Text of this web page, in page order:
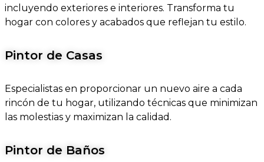
incluyendo exteriores e interiores. Transforma tu
hogar con colores y acabados que reflejan tu estilo.
Pintor de Casas
Especialistas en proporcionar un nuevo aire a cada
rincón de tu hogar, utilizando técnicas que minimizan
las molestias y maximizan la calidad.
Pintor de Baños